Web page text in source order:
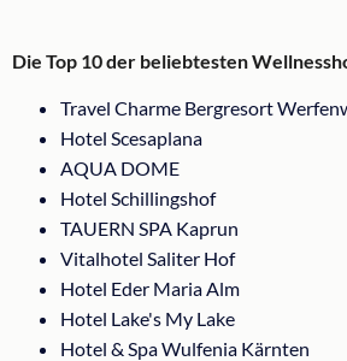
Die Top 10 der beliebtesten
Travel Charme Bergresort
Hotel Scesaplana
AQUA DOME
Hotel Schillingshof
TAUERN SPA Kaprun
Vitalhotel Saliter Hof
Hotel Eder Maria Alm
Hotel Lake's My Lake
Hotel & Spa Wulfenia Kärnten